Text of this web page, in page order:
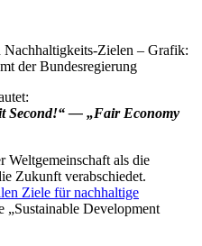
Zielen – Grafik:
der Bundesregierung
Second!“ — „Fair Economy
als die
Zukunft verabschiedet.
Ziele für nachhaltige
„Sustainable Development